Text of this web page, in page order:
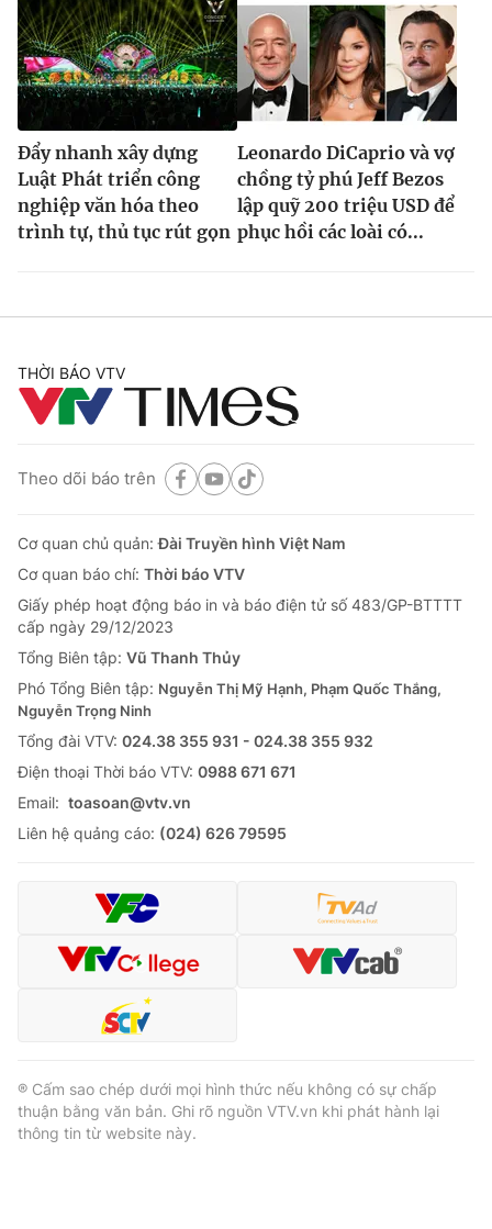
Đẩy nhanh xây dựng
Luật Phát triển công
nghiệp văn hóa theo
trình tự, thủ tục rút gọn
Leonardo DiCaprio và vợ
chồng tỷ phú Jeff Bezos
lập quỹ 200 triệu USD để
phục hồi các loài có...
THỜI BÁO VTV
Theo dõi báo trên
Cơ quan chủ quản:Đài Truyền hình Việt Nam
Cơ quan báo chí: Thời báo VTV
Giấy phép hoạt động báo in và báo điện tử số 483/GP-BTTTT
cấp ngày 29/12/2023
Tổng Biên tập: Vũ Thanh Thủy
Phó Tổng Biên tập: Nguyễn Thị Mỹ Hạnh, Phạm Quốc Thắng,
Nguyễn Trọng Ninh
Tổng đài VTV: 024.38 355 931 - 024.38 355 932
Ðiện thoại Thời báo VTV: 0988 671 671
Email: toasoan@vtv.vn
Liên hệ quảng cáo: (024) 626 79595
® Cấm sao chép dưới mọi hình thức nếu không có sự chấp
thuận bằng văn bản. Ghi rõ nguồn VTV.vn khi phát hành lại
thông tin từ website này.